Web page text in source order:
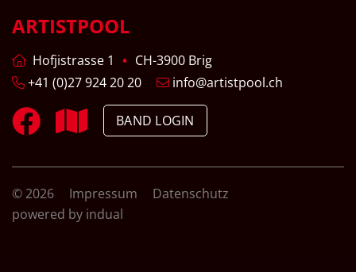
ARTISTPOOL
Hofjistrasse 1
CH-3900 Brig
+41 (0)27 924 20 20
info@artistpool.ch
BAND LOGIN
© 2026 Impressum
Datenschutz
powered by indual